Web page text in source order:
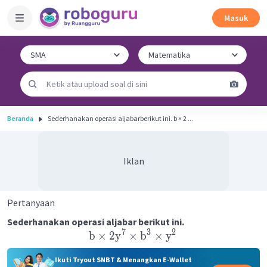
Masuk
Beranda Sederhanakan operasi aljabarberikut ini. b × 2 ...
Iklan
Pertanyaan
Sederhanakan operasi aljabar berikut ini.
b × 2y7 × b3 × y2
Ikuti Tryout SNBT & Menangkan E-Wallet